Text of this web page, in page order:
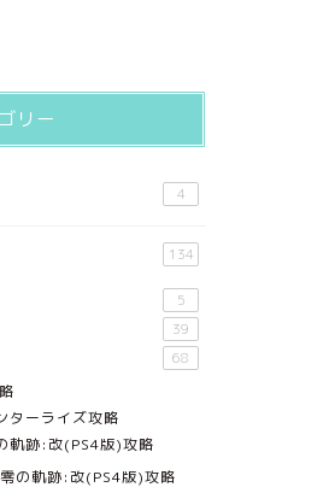
リー
4
134
5
39
68
ターライズ攻略
軌跡:改(PS4版)攻略
の軌跡:改(PS4版)攻略